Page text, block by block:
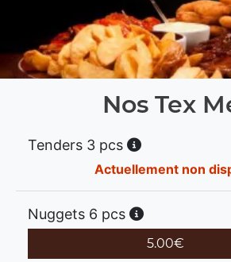
Nos Tex
Tenders 3 pcs
Actuellement non
Nuggets 6 pcs
5.00€